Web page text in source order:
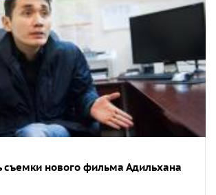
съемки нового фильма Адильхана